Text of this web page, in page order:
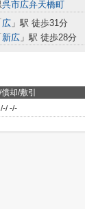
呉市広弁天橋町
広 」駅 徒歩31分
新広 」駅 徒歩28分
却/敷引
/-/-/-